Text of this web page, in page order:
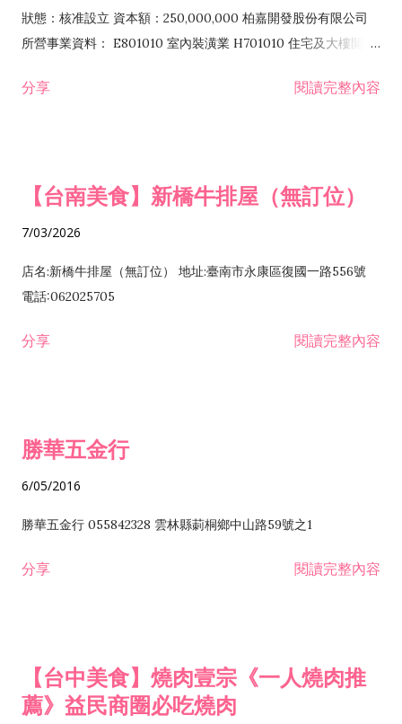
狀態：核准設立 資本額：250,000,000 柏嘉開發股份有限公司
所營事業資料： E801010 室內裝潢業 H701010 住宅及大樓開發
發業 H703090 不動產買賣業 H703100 不動產租賃業 I503010
分享 閱讀完整內容
【台南美食】新橋牛排屋（無訂位）
7/03/2026
店名:新橋牛排屋（無訂位） 地址:臺南市永康區復國一路556號
電話:062025705
分享 閱讀完整內容
勝華五金行
6/05/2016
勝華五金行 055842328 雲林縣莿桐鄉中山路59號之1
分享 閱讀完整內容
【台中美食】燒肉壹宗《一人燒肉推
薦》益民商圈必吃燒肉